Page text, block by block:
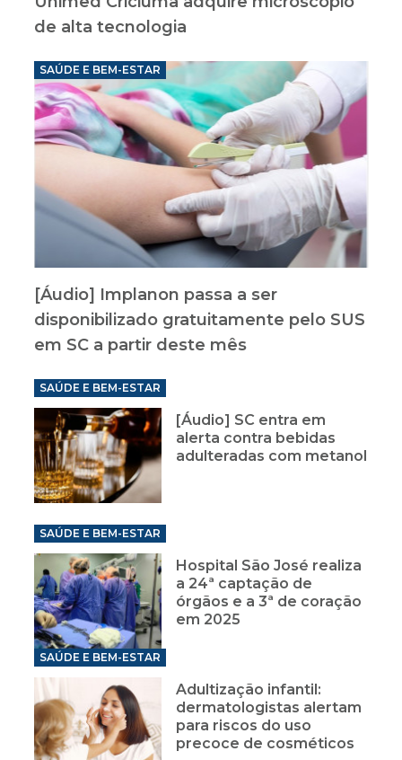
de alta tecnologia
SAÚDE E BEM-ESTAR
[Áudio] Implanon passa a ser
disponibilizado gratuitamente pelo SUS
em SC a partir deste mês
SAÚDE E BEM-ESTAR
[Áudio] SC entra em
alerta contra bebidas
adulteradas com metanol
SAÚDE E BEM-ESTAR
Hospital São José realiza
a 24ª captação de
órgãos e a 3ª de coração
em 2025
SAÚDE E BEM-ESTAR
Adultização infantil:
dermatologistas alertam
para riscos do uso
precoce de cosméticos